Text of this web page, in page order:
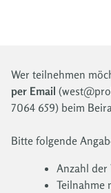
Wer teilnehmen
per Email
7064 659) beim
Bitte folgende
Anzahl der
Teilnahme